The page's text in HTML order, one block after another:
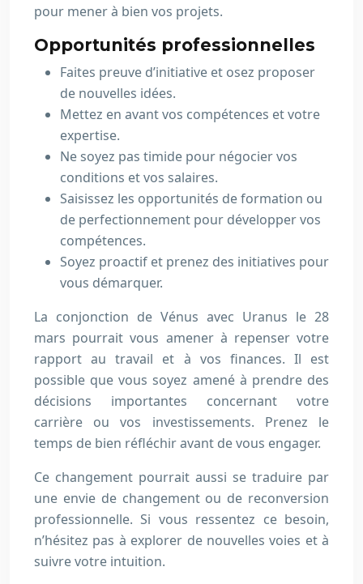
pour mener à bien vos projets.
Opportunités professionnelles
Faites preuve d’initiative et osez proposer
de nouvelles idées.
Mettez en avant vos compétences et votre
expertise.
Ne soyez pas timide pour négocier vos
conditions et vos salaires.
Saisissez les opportunités de formation ou
de perfectionnement pour développer vos
compétences.
Soyez proactif et prenez des initiatives pour
vous démarquer.
La conjonction de Vénus avec Uranus le 28
mars pourrait vous amener à repenser votre
rapport au travail et à vos finances. Il est
possible que vous soyez amené à prendre des
décisions importantes concernant votre
carrière ou vos investissements. Prenez le
temps de bien réfléchir avant de vous engager.
Ce changement pourrait aussi se traduire par
une envie de changement ou de reconversion
professionnelle. Si vous ressentez ce besoin,
n’hésitez pas à explorer de nouvelles voies et à
suivre votre intuition.